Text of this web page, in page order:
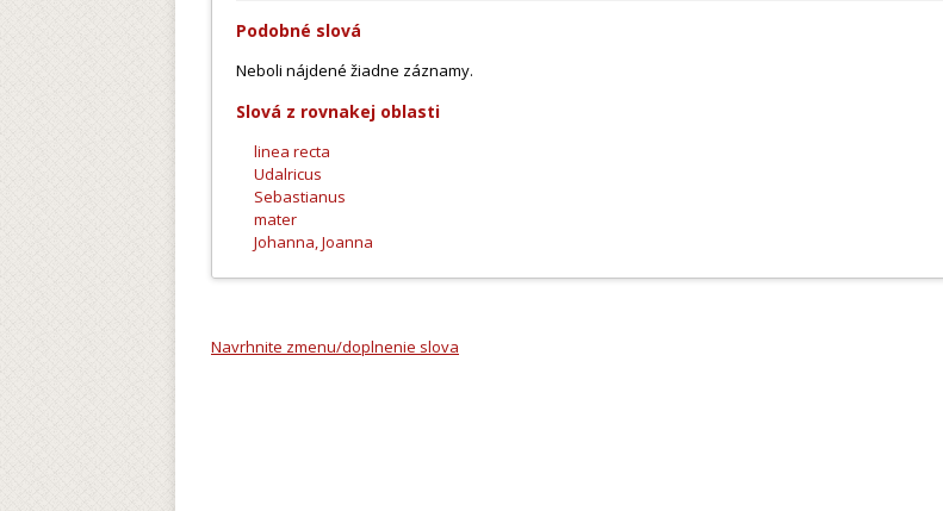
Podobné slová
Neboli nájdené žiadne záznamy.
Slová z rovnakej oblasti
linea recta
Udalricus
Sebastianus
mater
Johanna, Joanna
Navrhnite zmenu/doplnenie slova